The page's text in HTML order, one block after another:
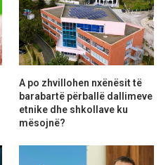
A po zhvillohen nxënësit të
barabartë përballë dallimeve
etnike dhe shkollave ku
mësojnë?